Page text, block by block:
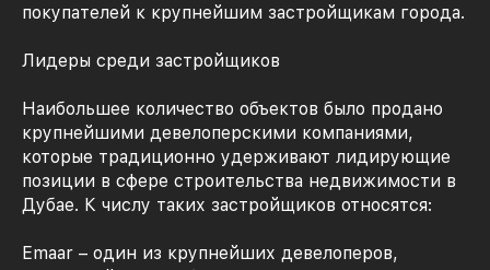
покупателей к крупнейшим застройщикам города.
Лидеры среди застройщиков
Наибольшее количество объектов было продано
крупнейшими девелоперскими компаниями,
которые традиционно удерживают лидирующие
позиции в сфере строительства недвижимости в
Дубае. К числу таких застройщиков относятся:
Emaar – один из крупнейших девелоперов,